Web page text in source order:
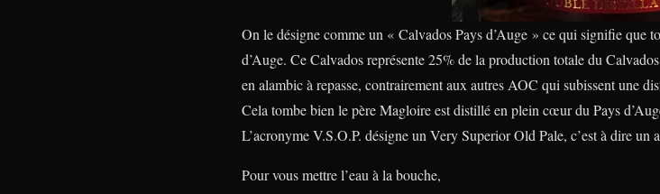
On le désigne comme un « Calvados Pays d’Auge » ce qui signifie que
d’Auge. Ce Calvados représente 25% de la production totale du
en alambic à repasse, contrairement aux autres AOC qui subissent une
Cela tombe bien le père Magloire est distillé en plein cœur du Pays
L’acronyme V.S.O.P. désigne un Very Superior Old Pale, c’est à dire un
Pour vous mettre l’eau à la bouche,